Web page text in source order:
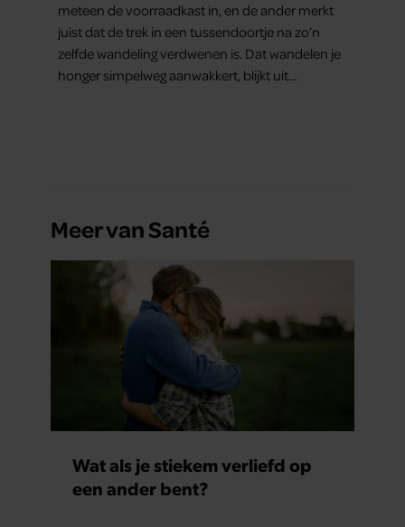
meteen de voorraadkast in, en de ander merkt
juist dat de trek in een tussendoortje na zo’n
zelfde wandeling verdwenen is. Dat wandelen je
honger simpelweg aanwakkert, blijkt uit
Meer van Santé
Wat als je stiekem verliefd op
een ander bent?